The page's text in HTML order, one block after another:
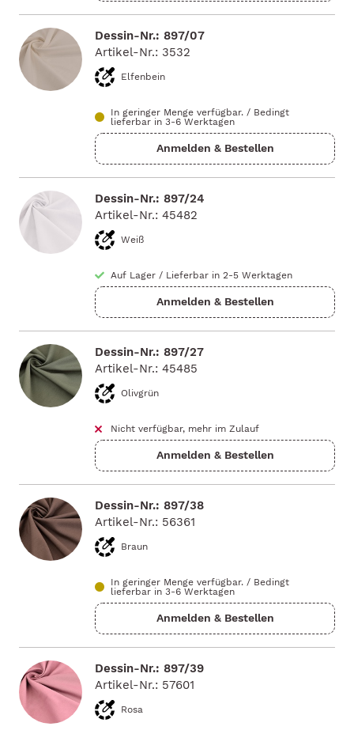
Dessin-Nr.: 897/07
Artikel-Nr.: 3532
Elfenbein
In geringer Menge verfügbar. / Bedingt
lieferbar in 3-6 Werktagen
Dessin-Nr.: 897/24
Artikel-Nr.: 45482
Weiß
Auf Lager / Lieferbar in 2-5 Werktagen
Dessin-Nr.: 897/27
Artikel-Nr.: 45485
Olivgrün
Nicht verfügbar, mehr im Zulauf
Dessin-Nr.: 897/38
Artikel-Nr.: 56361
Braun
In geringer Menge verfügbar. / Bedingt
lieferbar in 3-6 Werktagen
Dessin-Nr.: 897/39
Artikel-Nr.: 57601
Rosa